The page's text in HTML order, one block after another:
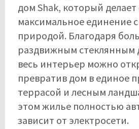
дом Shak, который делает
максимальное единение
природой. Благодаря
раздвижным стеклянным
весь интерьер можно
превратив дом в единое
террасой и лесным
этом жилье полностью
зависит от электросети.